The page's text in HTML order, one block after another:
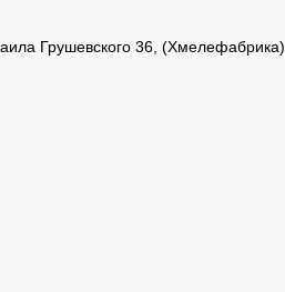
Грушевского 36, (Хмелефабрика)